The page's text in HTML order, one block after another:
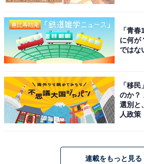
第7位：こだわりジュース
集まるメンバー全員がお酒を飲める
ありますね。そんなときに嬉しいの
ースやブドウジュースなど素材にこ
子どものドリンクとしても喜ばれま
ならCHABAAの「スイカジュース」
「青
に何が
ではな
「移
のか？
選別と
人政策
連載をもっと見る